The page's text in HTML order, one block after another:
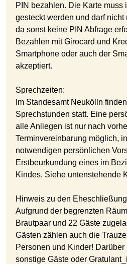
PIN bezahlen. Die Karte muss
gesteckt werden und darf nicht
da sonst keine PIN Abfrage
Bezahlen mit Girocard und
Smartphone oder auch der
akzeptiert.
Sprechzeiten:
Im Standesamt Neukölln
Sprechstunden statt. Eine
alle Anliegen ist nur nach
Terminvereinbarung möglich,
notwendigen persönlichen
Erstbeurkundung eines im
Kindes. Siehe untenstehende
Hinweis zu den
Aufgrund der begrenzten
Brautpaar und 22 Gäste
Gästen zählen auch die
Personen und Kinder!
sonstige Gäste oder